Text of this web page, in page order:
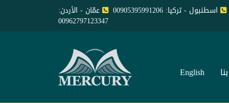
اسطنبول - تركيا: 00905395991206 عمّان - الأردن:
00962797123347
English